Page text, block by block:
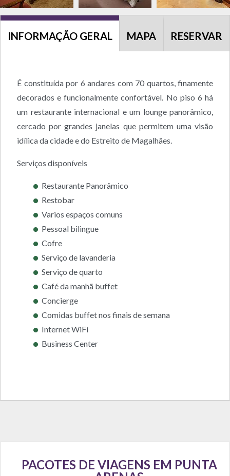
INFORMAÇÃO GERAL MAPA RESERVAR
É constituída por 6 andares com 70 quartos, finamente
decorados e funcionalmente confortável. No piso 6 há
um restaurante internacional e um lounge panorâmico,
cercado por grandes janelas que permitem uma visão
idílica da cidade e do Estreito de Magalhães.
Serviços disponíveis
Restaurante Panorâmico
Restobar
Varios espaços comuns
Pessoal bilingue
Cofre
Serviço de lavanderia
Serviço de quarto
Café da manhã buffet
Concierge
Comidas buffet nos finais de semana
Internet WiFi
Business Center
PACOTES DE VIAGENS EM PUNTA